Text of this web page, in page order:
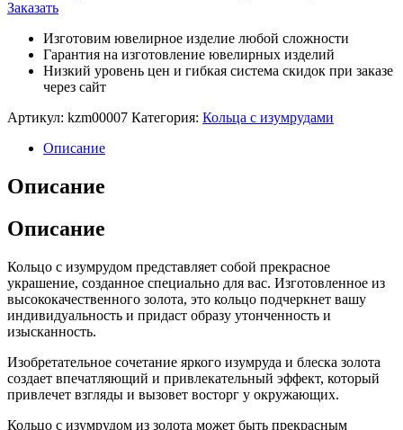
Заказать
Изготовим ювелирное изделие любой сложности
Гарантия на изготовление ювелирных изделий
Низкий уровень цен и гибкая система скидок при заказе
через сайт
Артикул: kzm00007 Категория: Кольца с изумрудами
Описание
Описание
Описание
Кольцо с изумрудом представляет собой прекрасное
украшение, созданное специально для вас. Изготовленное из
высококачественного золота, это кольцо подчеркнет вашу
индивидуальность и придаст образу утонченность и
изысканность.
Изобретательное сочетание яркого изумруда и блеска золота
создает впечатляющий и привлекательный эффект, который
привлечет взгляды и вызовет восторг у окружающих.
Кольцо с изумрудом из золота может быть прекрасным